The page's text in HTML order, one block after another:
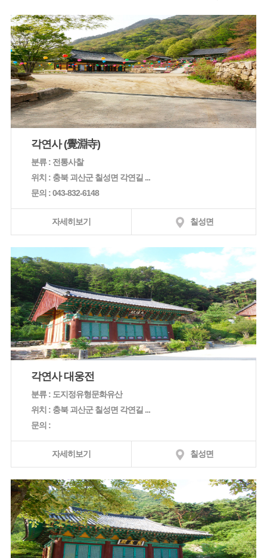
각연사 (覺淵寺)
분류 : 전통사찰
위치 : 충북 괴산군 칠성면 각연길 ...
문의 : 043-832-6148
자세히보기 칠성면
각연사 대웅전
분류 : 도지정유형문화유산
위치 : 충북 괴산군 칠성면 각연길 ...
문의 :
자세히보기 칠성면